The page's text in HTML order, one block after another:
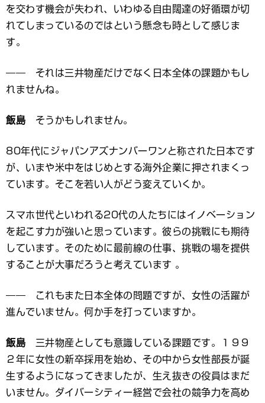
を交わす機会が失われ、いわゆる自由闊達の好循環が切
れてしまっているのではという懸念も時として感じま
す。
―― それは三井物産だけでなく日本全体の課題かもし
れませんね。
飯島 そうかもしれません。
80年代にジャパンアズナンバーワンと称された日本です
が、いまや米中をはじめとする海外企業に押されまくっ
ています。そこを若い人がどう変えていくか。
スマホ世代といわれる20代の人たちにはイノベーション
を起こす力が強いと思っています。彼らの挑戦にも期待
しています。そのために最前線の仕事、挑戦の場を提供
することが大事だろうと考えています 。
―― これもまた日本全体の問題ですが、女性の活躍が
進んでいません。何か手を打っていますか。
飯島 三井物産としても意識している課題です。１９９
２年に女性の新卒採用を始め、その中から女性部長が誕
生するようになってきましたが、生え抜きの役員はまだ
いません。ダイバーシティー経営で会社の競争力を高め